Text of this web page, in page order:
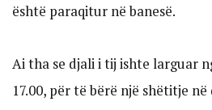
është paraqitur në banesë.
Ai tha se djali i tij ishte larguar
17.00, për të bërë një shëtitje